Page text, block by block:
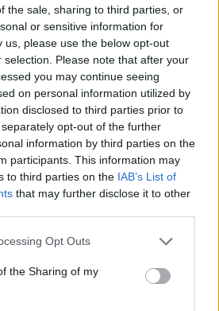
the sale, sharing to third parties, or
or sensitive information for
us, please use the below opt-out
Please note that after your
you may continue seeing
on personal information utilized by
disclosed to third parties prior to
opt-out of the further
information by third parties on the
participants. This information may
to third parties on the IAB’s List of
that may further disclose it to other
Opt Outs
the Sharing of my
27 709 visningar218 kommentarer
241
31 okt. 11
Nissan Skyline R34 GTR"Gojira
NiZmo" (2000)
Skyliner
10 117 visningar32 kommentarer
75
17 feb. 15
Volkswagen Golf Cabriolet MK1
"White Edition"(1991)
Sten54
6 889 visningar
"Ingen j..vla neon"